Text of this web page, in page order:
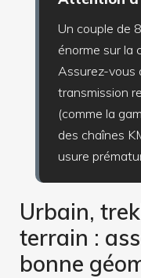
Un couple de
énorme sur la
Assurez-vous
transmission
(comme la
des chaînes
usure
Urbain,
terrain :
bonne